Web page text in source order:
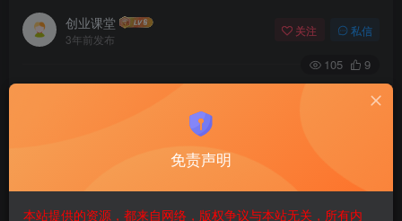
创业课堂
3年前发布
关注 私信
105 9
抖音弹幕互动游戏领主霸权之路直播间同款搭建教程，实时
免责声明
本站提供的资源，都来自网络，版权争议与本站无关，所有内